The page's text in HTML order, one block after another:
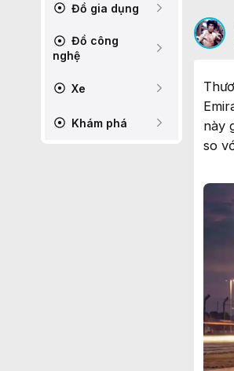
Đồ gia dụng
Đồ công
nghệ
Xe
Khám phá
này
so